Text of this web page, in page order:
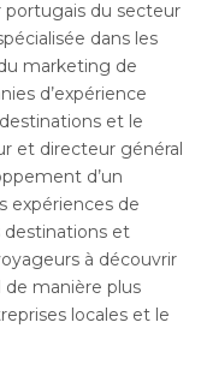
portugais du secteur
dans les
marketing de
d’expérience
et le
et directeur général
d’un
expériences de
destinations et
à découvrir
manière plus
locales et le